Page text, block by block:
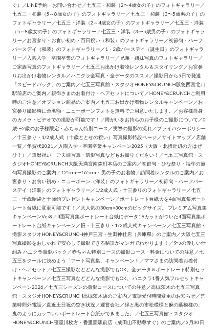
ぐ）
／LINE予約・お問い合わせ ／七五三・和装（2〜4歳女の子）のフォトギャラリー ／
七五三・和装（5～8歳女の子）のフォトギャラリー ／七五三・和装（3〜5歳男の子）の
フォトギャラリー ／七五三・洋装（2～4歳女の子）のフォトギャラリー ／七五三・洋装
（5～8歳女の子）のフォトギャラリー ／七五三・洋装（3〜5歳男の子）のフォトギャラ
リー ／お宮参り・お食い初め・百日祝い（和装）のフォトギャラリー ／初節句・ハーフ
バースデイ（和装）のフォトギャラリー ／1・2歳バースデイ（誕生日）のフォトギャラ
リー ／ 入園入学・卒園卒業のフォトギャラリー ／ 兄弟・姉妹写真のフォトギャラリー ／
ご家族写真のフォトギャラリー ／七五三お出かけ着物レンタル＆スタイリング ／お宮参
りお出かけ着物レンタル ／ハニクラ全写真・全データのススメ ／撮影日から5日で発送
「スピードパック」のご案内 ／七五三写真館・スタジオHONEY&CRUNCH阪急西宮北口
駅前店のご案内 ／親御さまのお着付け・ヘアセットについて ／HONEY&CRUNCHご利用
時のご注意 ／オプション商品のご案内 ／七五三お出かけ着物レンタルキャンペーン ／お
宮参り撮影時に命名額・ニューボーンフォトを無料でご用意いたします。
／お客様自身
のカメラ・ビデオでの撮影が可能です！ ／障がいをお持ちのお子様のご撮影について ／0
歳〜2歳のお子様限定・赤ちゃん特別コース ／実際の撮影の流れ ／プライバシーポリシー
／十三参り・1/2成人式（十歳ととせの祝い）写真撮影特設ページ ／サイトマップ／店舗
一覧 ／年賀状2021 ／ 入園入学・卒園卒業キャンペーン2025（大阪・北摂近辺の方はぜ
ひ！）
／還暦祝い・ご夫婦写真・遺影写真などもお撮りください！ ／七五三写真館・ス
タジオHONEY&CRUNCH大阪天満宮南森町本店のご案内 ／初節句・ひな祭り・端午の節
句写真撮影のご案内 ／125cm〜165cm・男の子のお着物 ／訪問着レンタルのご案内 ／お
宮参り・お食い初め・ニューボーン（洋装）のフォトギャラリー ／初節句・ハーフバー
スデイ（洋装）のフォトギャラリー ／1/2成人式・十三参りのフォトギャラリー ／七五
三・千歳飴袋と千歳飴プレゼントキャンペーン ／ポートレート台紙大を4面写真集ポート
レート台紙に変更可能です！ ／大人気の30cm×30cmのビッグサイズ。 プレミアム写真集
キャンペーンVer8 ／4面写真集ポートレート台紙にデータ19カットがついた4面写真集ポ
ートレート台紙キャンペーン ／旧・十三参り・1/2成人式キャンペーン ／七五三写真館・
撮影スタジオHONEY&CRUNCH神戸三宮・生田神社店（兵庫県）のご案内 ／大阪七五三
写真撮影をおしゃれで安心して撮影できる秘訣がマンガでわかります！ ／9つの優しい仕
組み ハニクラ撮影パック ／赤ちゃん特別コースの撮影コース・料金についての注意 ／七
五三をクールに決めよう「アート写真集」キャンペーン！ ／ママさまの訪問着お着付
け・ヘアセット ／七五三撮影などどんな撮影でもOK。全データ＆ポートレート特別セッ
トキャンペーン ／七五三写真などどんな撮影でもOK。 ハニクラ1番人気フルセットキャ
ンペーン2026 ／七五三シーズンの撮影コースについての注意 ／高槻茨木の七五三写真
館・スタジオHONEY&CRUNCH高槻茨木店のご案内 ／電話受付時間変更のお知らせ ／営
業時間外電話 ／直近土日祝の空き状況 ／運営会社 ／緑と黒の市松模様と麻の葉模様の、
鬼のようにカッコいいポートレート台紙ができました。
／七五三写真館・スタジオ
HONEY&CRUNCH寝屋川枚方・香里園駅前店（成田山不動尊すぐ）のご案内 ／3月30日